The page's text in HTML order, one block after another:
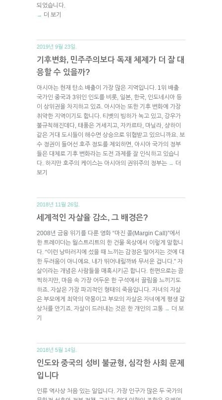
되었습니다.
→ 더 보기
2019년 9월 23일.
기후변화, 민주주의보다 독재 체제가 더 잘 대
응할 수 있을까?
아시아는 현재 탄소 배출이 가장 많은 지역입니다. 1위 배출
국가인 중국과 3위인 인도를 비롯, 일본, 한국, 인도네시아 등
이 상위권을 차지하고 있죠. 아시아는 또한 기후 변화에 가장
취약한 지역이기도 합니다. 티벳의 빙하가 녹고 있고, 강우가
불규칙해진데다, 태풍은 거세지고, 자카르타, 마닐라, 샹하이
같은 거대 도시들이 해수면 상승으로 위협받고 있으니까요. 보
수 정권이 들어선 호주 정도를 제외하면, 아시아 국가의 정부
들은 대체로 기후 변화라는 도전 과제를 잘 인식하고 있습니
다. 하지만 호주의 케이스는 아시아의 권위주의 정부는 → 더
보기
2018년 11월 26일.
세계적인 자살율 감소, 그 배경은?
2008년 금융 위기를 다룬 영화 “마진 콜(Margin Call)”에서
한 트레이더는 월스트리트의 한 건물 옥상에서 이렇게 말합니
다. “이런 낭떠러지에 섰을 때 느끼는 감정은 떨어지는 것에 대
한 두려움이 아니에요. 내가 뛰어내릴까봐 무서운 겁니다.” 자
살이라는 개념은 사람들을 매혹시키곤 합니다. 한편으로는 끔
찍하지만, 마음 속 가장 어두운 한 구석에서 끌림을 느끼기도
하죠. 자살은 가장 파괴적인 형태의 죽음입니다. 자녀의 자살
은 부모에게 최악의 악몽이고 부모의 자살은 자녀에게 평생 갈
상처를 안기죠. 자살이 드러내는 것은 한 개인의 고통 → 더 보
기
2018년 5월 14일.
인도와 중국의 성비 불균형, 심각한 사회 문제
입니다
인류 역사상 처음 있는 일입니다. 가장 인구가 많은 두 국가의